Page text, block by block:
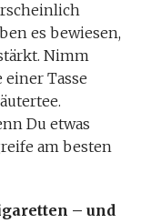
es bewiesen,
Nimm
Tasse
Du etwas
am besten
– und